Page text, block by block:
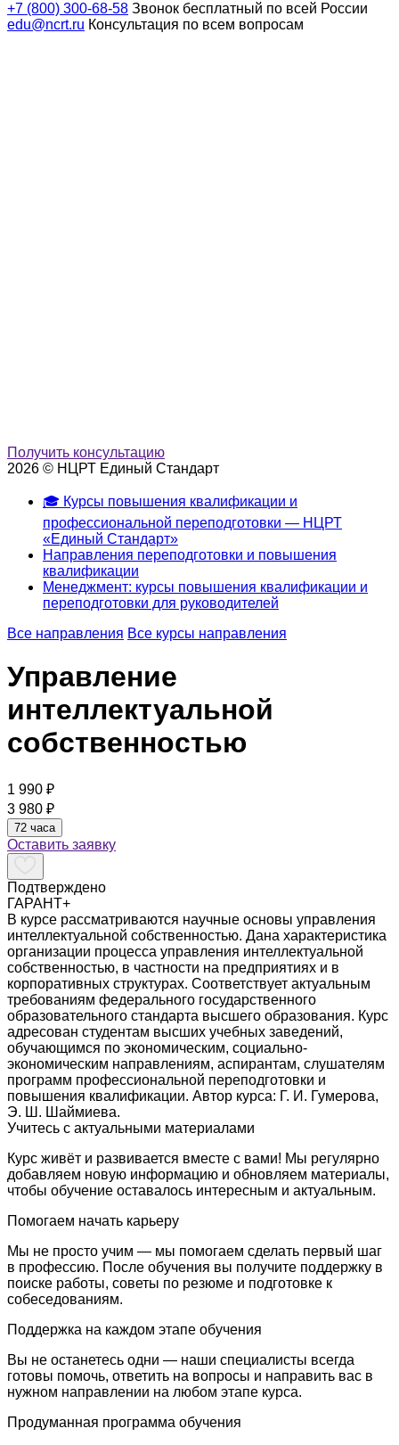
+7 (800) 300-68-58 Звонок бесплатный по всей России
edu@ncrt.ru Консультация по всем вопросам
Получить консультацию
2026 © НЦРТ Единый Стандарт
🎓 Курсы повышения квалификации и
профессиональной переподготовки — НЦРТ
«Единый Стандарт»
Направления переподготовки и повышения
квалификации
Менеджмент: курсы повышения квалификации и
переподготовки для руководителей
Все направления Все курсы направления
Управление
интеллектуальной
собственностью
1 990 ₽
3 980 ₽
72 часа
Оставить заявку
Подтверждено
ГАРАНТ+
В курсе рассматриваются научные основы управления
интеллектуальной собственностью. Дана характеристика
организации процесса управления интеллектуальной
собственностью, в частности на предприятиях и в
корпоративных структурах. Соответствует актуальным
требованиям федерального государственного
образовательного стандарта высшего образования. Курс
адресован студентам высших учебных заведений,
обучающимся по экономическим, социально-
экономическим направлениям, аспирантам, слушателям
программ профессиональной переподготовки и
повышения квалификации. Автор курса: Г. И. Гумерова,
Э. Ш. Шаймиева.
Учитесь с актуальными материалами
Курс живёт и развивается вместе с вами! Мы регулярно
добавляем новую информацию и обновляем материалы,
чтобы обучение оставалось интересным и актуальным.
Помогаем начать карьеру
Мы не просто учим — мы помогаем сделать первый шаг
в профессию. После обучения вы получите поддержку в
поиске работы, советы по резюме и подготовке к
собеседованиям.
Поддержка на каждом этапе обучения
Вы не останетесь одни — наши специалисты всегда
готовы помочь, ответить на вопросы и направить вас в
нужном направлении на любом этапе курса.
Продуманная программа обучения